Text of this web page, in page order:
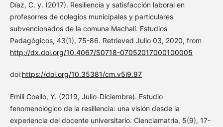
Díaz, C. y. (2017). Resiliencia y satisfacción laboral en
profesorres de colegios municipales y particulares
subvencionados de la comuna Machalí. Estudios
Pedagógicos, 43(1), 75-86. Retrieved Julio 03, 2020, from
http://dx.doi.org/10.4067/S0718-07052017000100005
doi:https://doi.org/10.35381/cm.v5i9.97
Emili Coello, Y. (2019, Julio-Diciembre). Estudio
fenomenológico de la resiliencia: una visión desde la
experiencia del docente universitario. Cienciamatria, 5(9), 17-